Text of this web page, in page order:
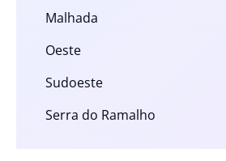
Malhada
Oeste
Sudoeste
Serra do Ramalho